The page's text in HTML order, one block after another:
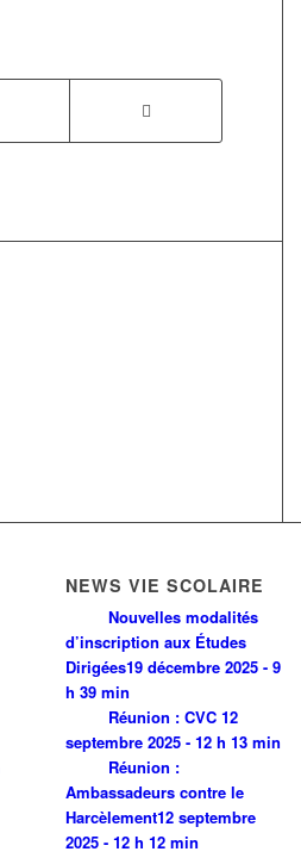
NEWS VIE SCOLAIRE
Nouvelles modalités
d’inscription aux Études
Dirigées19 décembre 2025 - 9
h 39 min
Réunion : CVC12
septembre 2025 - 12 h 13 min
Réunion :
Ambassadeurs contre le
Harcèlement12 septembre
2025 - 12 h 12 min